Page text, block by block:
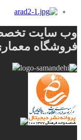
وب سایت
فروشگاه